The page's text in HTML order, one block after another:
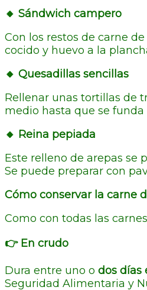
🔸 Sándwich campero
Con los restos de carne de
cocido y huevo a la
🔸 Quesadillas sencillas
Rellenar unas tortillas de
medio hasta que se funda
🔸 Reina pepiada
Este relleno de arepas se
Se puede preparar con
Cómo conservar la carne
Como con todas las
👉 En crudo
Dura entre uno o dos días
Seguridad Alimentaria y